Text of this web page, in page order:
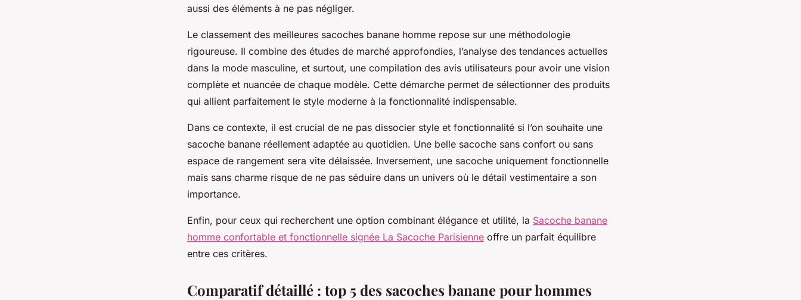
aussi des éléments à ne pas négliger.
Le classement des meilleures sacoches banane homme repose sur une méthodologie
rigoureuse. Il combine des études de marché approfondies, l’analyse des tendances actuelles
dans la mode masculine, et surtout, une compilation des avis utilisateurs pour avoir une vision
complète et nuancée de chaque modèle. Cette démarche permet de sélectionner des produits
qui allient parfaitement le style moderne à la fonctionnalité indispensable.
Dans ce contexte, il est crucial de ne pas dissocier style et fonctionnalité si l’on souhaite une
sacoche banane réellement adaptée au quotidien. Une belle sacoche sans confort ou sans
espace de rangement sera vite délaissée. Inversement, une sacoche uniquement fonctionnelle
mais sans charme risque de ne pas séduire dans un univers où le détail vestimentaire a son
importance.
Enfin, pour ceux qui recherchent une option combinant élégance et utilité, la Sacoche banane
homme confortable et fonctionnelle signée La Sacoche Parisienne offre un parfait équilibre
entre ces critères.
Comparatif détaillé : top 5 des sacoches banane pour hommes